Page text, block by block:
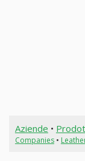
Aziende •
Companies•